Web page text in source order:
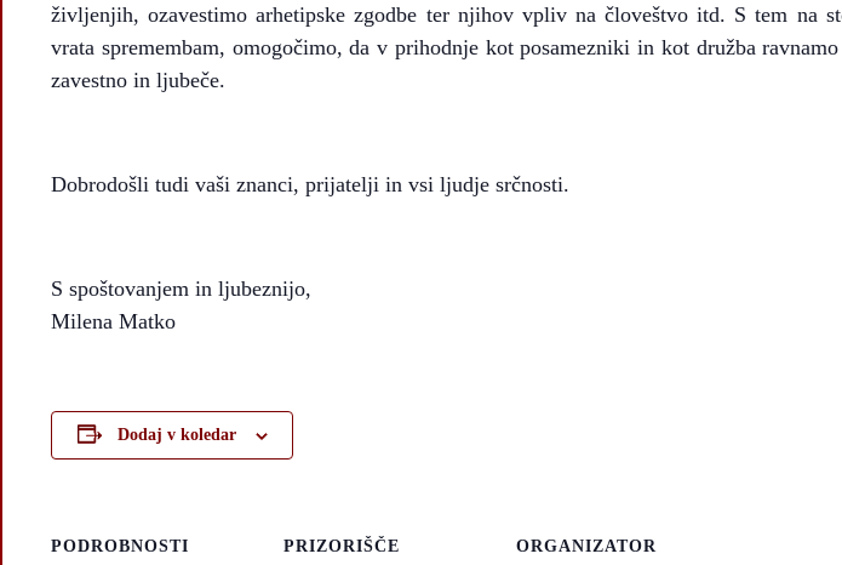
življenjih, ozavestimo arhetipske zgodbe ter njihov vpliv na človeštvo itd. S tem na
vrata spremembam, omogočimo, da v prihodnje kot posamezniki in kot družba
zavestno in ljubeče.
Dobrodošli tudi vaši znanci, prijatelji in vsi ljudje srčnosti.
S spoštovanjem in ljubeznijo,
Milena Matko
Dodaj v koledar
PODROBNOSTI
PRIZORIŠČE
ORGANIZATOR